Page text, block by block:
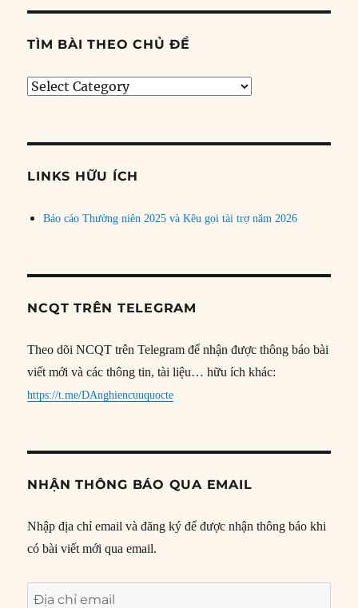
TÌM BÀI THEO CHỦ ĐỀ
Tìm
đề
LINKS HỮU ÍCH
Báo cáo Thường niên 2025 và Kêu gọi tài trợ năm 2026
NCQT TRÊN TELEGRAM
Theo dõi NCQT trên Telegram để nhận được thông báo bài
viết mới và các thông tin, tài liệu… hữu ích khác:
https://t.me/DAnghiencuuquocte
NHẬN THÔNG BÁO QUA EMAIL
Nhập địa chỉ email và đăng ký để được nhận thông báo khi
có bài viết mới qua email.
Địa